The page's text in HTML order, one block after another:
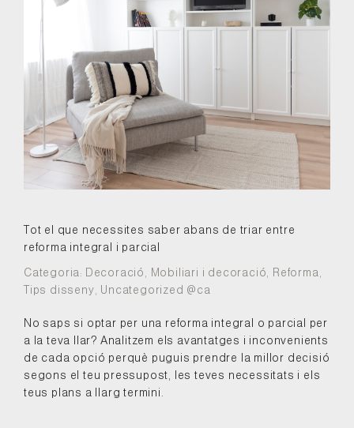
Tot el que necessites saber abans de triar entre
reforma integral i parcial
Categoria: Decoració Mobiliari i decoració Reforma
Tips disseny Uncategorized @ca
No saps si optar per una reforma integral o parcial per
a la teva llar? Analitzem els avantatges i inconvenients
de cada opció perquè puguis prendre la millor decisió
segons el teu pressupost, les teves necessitats i els
teus plans a llarg termini.